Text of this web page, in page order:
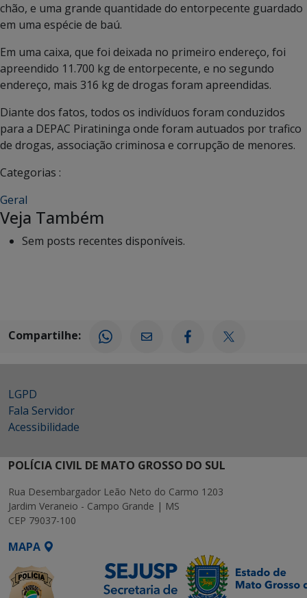
chão, e uma grande quantidade do entorpecente guardado
em uma espécie de baú.
Em uma caixa, que foi deixada no primeiro endereço, foi
apreendido 11.700 kg de entorpecente, e no segundo
endereço, mais 316 kg de drogas foram apreendidas.
Diante dos fatos, todos os indivíduos foram conduzidos
para a DEPAC Piratininga onde foram autuados por trafico
de drogas, associação criminosa e corrupção de menores.
Categorias :
Geral
Veja Também
Sem posts recentes disponíveis.
Compartilhe:
LGPD
Fala Servidor
Acessibilidade
POLÍCIA CIVIL DE MATO GROSSO DO SUL
Rua Desembargador Leão Neto do Carmo 1203
Jardim Veraneio - Campo Grande | MS
CEP 79037-100
MAPA